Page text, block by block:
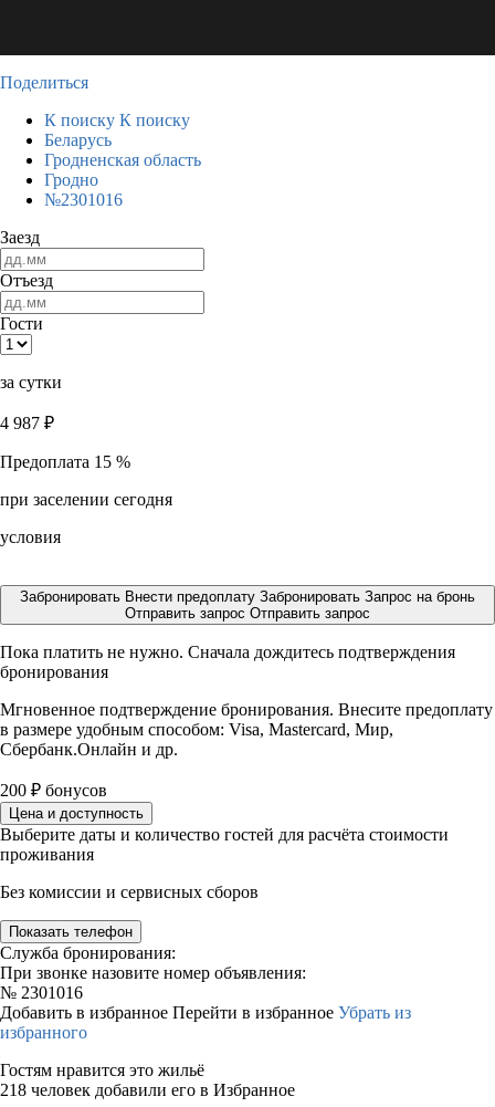
Поделиться
К поиску К поиску
Беларусь
Гродненская область
Гродно
№2301016
Заезд
Отъезд
Гости
за сутки
4 987 ₽
Предоплата 15 %
при заселении сегодня
условия
Забронировать Внести предоплату Забронировать Запрос на бронь
Отправить запрос Отправить запрос
Пока платить не нужно. Сначала дождитесь подтверждения
бронирования
Мгновенное подтверждение бронирования. Внесите предоплату
в размере удобным способом: Visa, Mastercard, Мир,
Сбербанк.Онлайн и др.
200 ₽ бонусов
Цена и доступность
Выберите даты и количество гостей для расчёта стоимости
проживания
Без комиссии и сервисных сборов
Показать телефон
Служба бронирования:
При звонке назовите номер объявления:
№ 2301016
Добавить в избранное Перейти в избранное Убрать из
избранного
Гостям нравится это жильё
218 человек добавили его в Избранное